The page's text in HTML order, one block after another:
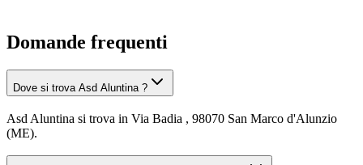
Domande frequenti
Dove si trova Asd Aluntina ?
Asd Aluntina si trova in Via Badia , 98070 San Marco d'Alunzio
(ME).